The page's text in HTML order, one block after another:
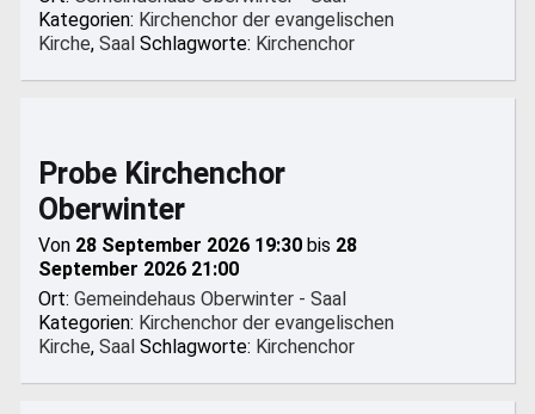
Kategorien: Kirchenchor der evangelischen
Kirche,Saal Schlagworte: Kirchenchor
Probe Kirchenchor
Oberwinter
Von 28 September 2026 19:30 bis 28
September 2026 21:00
Ort:Gemeindehaus Oberwinter - Saal
Kategorien: Kirchenchor der evangelischen
Kirche,Saal Schlagworte: Kirchenchor